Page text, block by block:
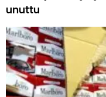
unuttu